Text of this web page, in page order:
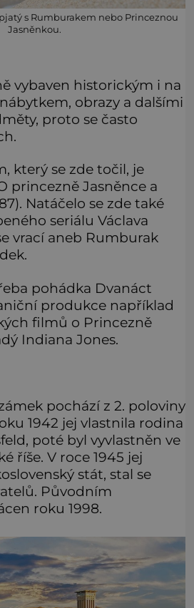
s Rumburakem nebo Princeznou
Jasněnkou.
vybaven historickým i na
obrazy a dalšími
proto se často
který se zde točil, je
princezně Jasněnce a
Natáčelo se zde také
seriálu Václava
vrací aneb Rumburak
pohádka Dvanáct
produkce například
filmů o Princezně
Indiana Jones.
pochází z 2. poloviny
1942 jej vlastnila rodina
poté byl vyvlastněn ve
říše. V roce 1945 jej
stát, stal se
Původním
roku 1998.